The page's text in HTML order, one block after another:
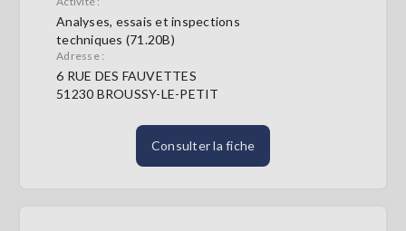
Analyses, essais et inspections
techniques (71.20B)
Adresse :
6 RUE DES FAUVETTES
51230 BROUSSY-LE-PETIT
Consulter la fiche